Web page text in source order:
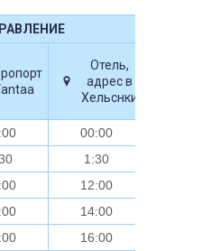
Отель,
адрес в
Хельснки
00:00
1:30
12:00
14:00
16:00